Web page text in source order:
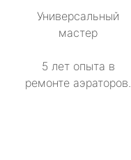
Универсальный
мастер
5 лет опыта в
ремонте аэраторов.